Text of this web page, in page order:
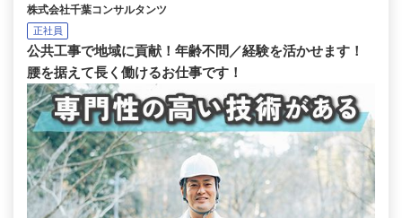
株式会社千葉コンサルタンツ
正社員
公共工事で地域に貢献！年齢不問／経験を活かせます！
腰を据えて長く働けるお仕事です！